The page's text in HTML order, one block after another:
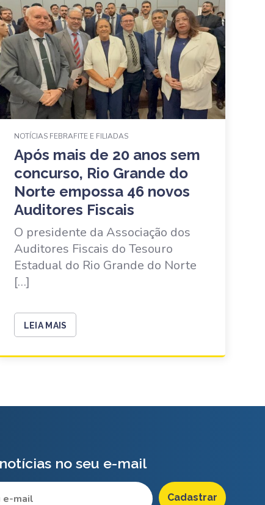
NOTÍCIAS FEBRAFITE E FILIADAS
Após mais de 20 anos sem
concurso, Rio Grande do
Norte empossa 46 novos
Auditores Fiscais
O presidente da Associação dos
Auditores Fiscais do Tesouro
Estadual do Rio Grande do Norte
[…]
LEIA MAIS
no seu e-mail